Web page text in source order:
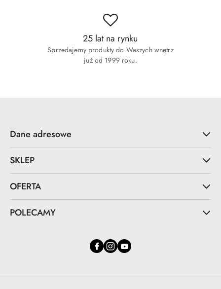
25 lat na rynku
Sprzedajemy produkty do Waszych wnętrz
już od 1999 roku.
Dane adresowe
SKLEP
OFERTA
POLECAMY